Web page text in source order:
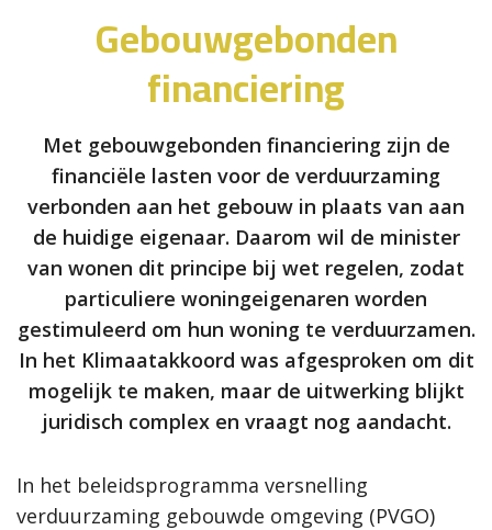
Gebouwgebonden
financiering
Met gebouwgebonden financiering zijn de
financiële lasten voor de verduurzaming
verbonden aan het gebouw in plaats van aan
de huidige eigenaar. Daarom wil de minister
van wonen dit principe bij wet regelen, zodat
particuliere woningeigenaren worden
gestimuleerd om hun woning te verduurzamen.
In het Klimaatakkoord was afgesproken om dit
mogelijk te maken, maar de uitwerking blijkt
juridisch complex en vraagt nog aandacht.
In het beleidsprogramma versnelling
verduurzaming gebouwde omgeving (PVGO)